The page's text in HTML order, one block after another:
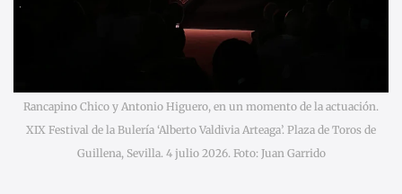
Rancapino Chico y Antonio Higuero, en un momento de la actuación.
XIX Festival de la Bulería ‘Alberto Valdivia Arteaga’. Plaza de Toros de
Guillena, Sevilla. 4 julio 2026. Foto: Juan Garrido